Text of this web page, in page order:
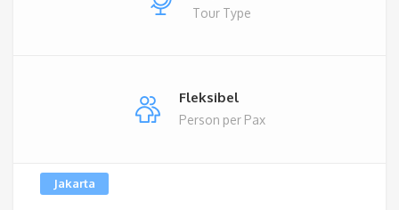
Tour Type
Fleksibel
Person per Pax
Jakarta